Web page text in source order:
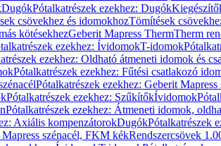
DugókPótalkatrészek ezekhez: Dugók
csövekhez és idomokhozTömítések
kötésekhezGeberit Mapress ThermTherm
ezekhez: ÍvidomokT-idomok
ezekhez: Oldható átmeneti idomok és
Pótalkatrészek ezekhez: Fűtési csatlakozó
Pótalkatrészek ezekhez: Geberit Mapress
Pótalkatrészek ezekhez: SzűkítőkÍvidomok
Pótalkatrészek ezekhez: Átmeneti idomok,
Axiális kompenzátorokDugókPótalkatrészek
szénacél, FKM kékRendszercsövek